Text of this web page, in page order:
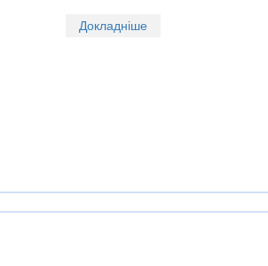
Докладніше